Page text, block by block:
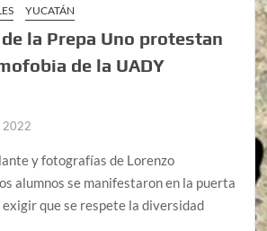
YUCATÁN
la Prepa Uno protestan
de la UADY
2022
y fotografías de Lorenzo
alumnos se manifestaron en la puerta
exigir que se respete la diversidad